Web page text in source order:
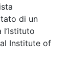
di un
Institute of